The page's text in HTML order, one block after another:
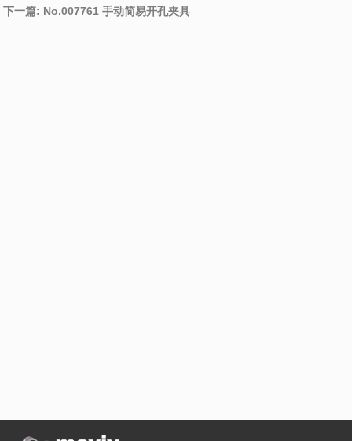
下一篇: No.007761 手动简易开孔夹具